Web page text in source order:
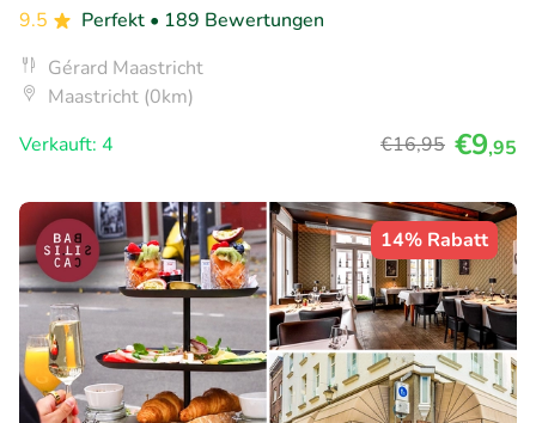
9.5
Perfekt • 189 Bewertungen
Gérard Maastricht
Maastricht (0km)
Verkauft: 4
€16,95 €9,95
14% Rabatt